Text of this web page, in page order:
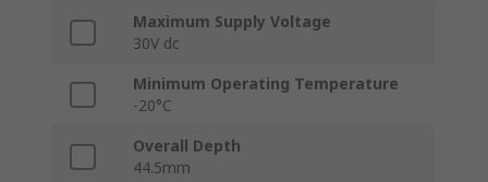
Maximum Supply Voltage
30V dc
Minimum Operating Temperature
-20°C
Overall Depth
44.5mm